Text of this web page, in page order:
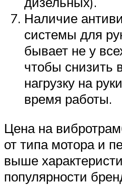
Наличие
системы для
бывает не у
чтобы снизить
нагрузку на
время работы.
Цена на
от типа мотора и
выше
популярности